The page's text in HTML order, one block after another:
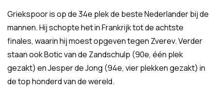
Griekspoor is op de 34e plek de beste Nederlander bij de
mannen. Hij schopte het in Frankrijk tot de achtste
finales, waarin hij moest opgeven tegen Zverev. Verder
staan ook Botic van de Zandschulp (90e, één plek
gezakt) en Jesper de Jong (94e, vier plekken gezakt) in
de top honderd van de wereld.